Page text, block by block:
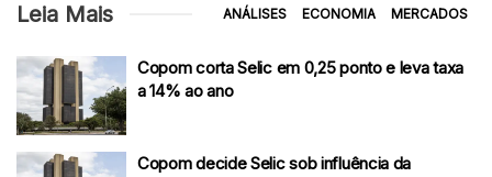
Leia Mais ANÁLISES ECONOMIA MERCADOS
Copom corta Selic em 0,25 ponto e leva taxa
a 14% ao ano
Copom decide Selic sob influência da